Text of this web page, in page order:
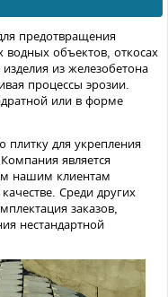
предотвращения
водных объектов, откосах
из железобетона
процессы эрозии.
или в форме
плитку для укрепления
является
нашим клиентам
Среди других
заказов,
нестандартной